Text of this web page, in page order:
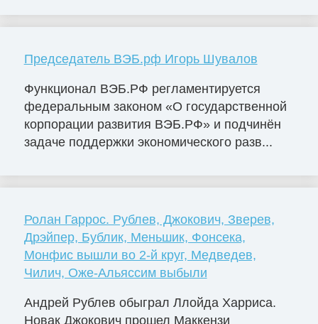
Председатель ВЭБ.рф Игорь Шувалов
Функционал ВЭБ.РФ регламентируется
федеральным законом «О государственной
корпорации развития ВЭБ.РФ» и подчинён
задаче поддержки экономического разв...
Ролан Гаррос. Рублев, Джокович, Зверев,
Дрэйпер, Бублик, Меньшик, Фонсека,
Монфис вышли во 2-й круг, Медведев,
Чилич, Оже-Альяссим выбыли
Андрей Рублев обыграл Ллойда Харриса.
Новак Джокович прошел Маккензи